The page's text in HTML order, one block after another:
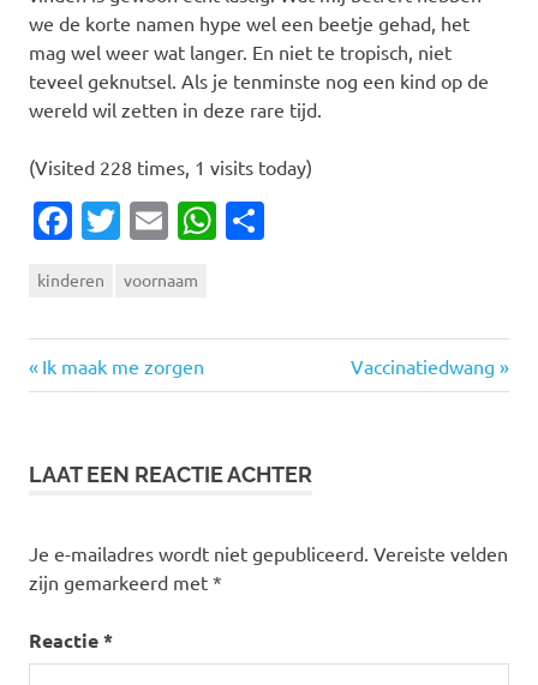
we de korte namen hype wel een beetje gehad, het
mag wel weer wat langer. En niet te tropisch, niet
teveel geknutsel. Als je tenminste nog een kind op de
wereld wil zetten in deze rare tijd.
(Visited 228 times, 1 visits today)
Facebook
Twitter
EmailWhatsApp
kinderen voornaam
Bericht
Vorige
bericht:
Ik maak me zorgen
Volgende
bericht:
Vaccinatiedwang
LAAT EEN REACTIE ACHTER
Je e-mailadres wordt niet gepubliceerd. Vereiste velden
zijn gemarkeerd met *
Reactie*